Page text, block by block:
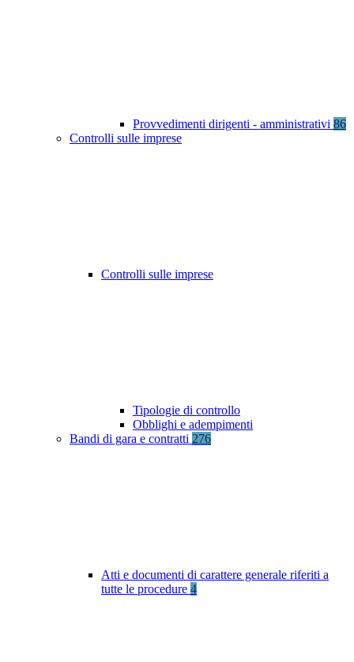
Provvedimenti dirigenti - amministrativi 86
Controlli sulle imprese
Controlli sulle imprese
Tipologie di controllo
Obblighi e adempimenti
Bandi di gara e contratti 276
Atti e documenti di carattere generale riferiti a
tutte le procedure 4